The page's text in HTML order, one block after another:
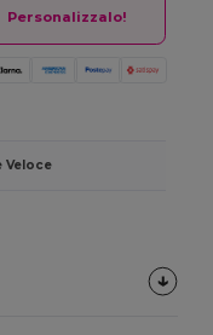
Personalizzalo!
Veloce